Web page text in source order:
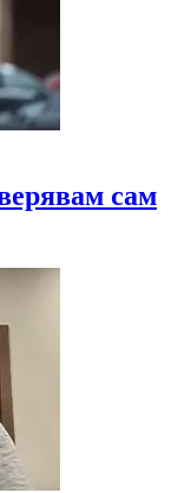
сам